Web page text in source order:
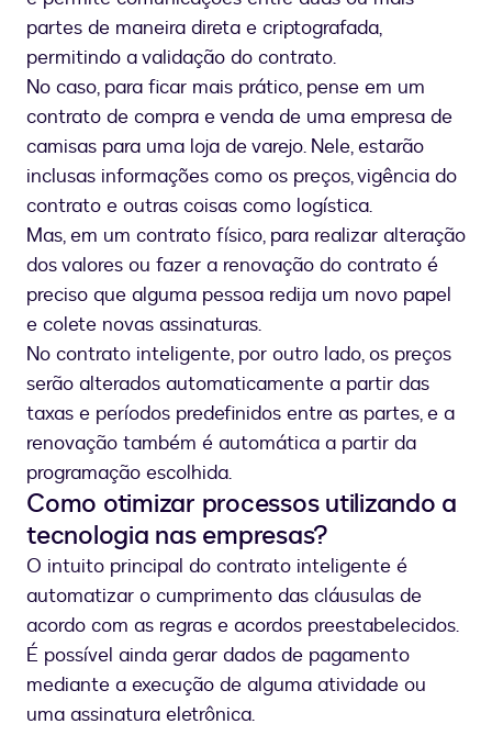
partes de maneira direta e criptografada,
permitindo a validação do contrato.
No caso, para ficar mais prático, pense em um
contrato de compra e venda de uma empresa de
camisas para uma loja de varejo. Nele, estarão
inclusas informações como os preços, vigência do
contrato e outras coisas como logística.
Mas, em um contrato físico, para realizar alteração
dos valores ou fazer a renovação do contrato é
preciso que alguma pessoa redija um novo papel
e colete novas assinaturas.
No contrato inteligente, por outro lado, os preços
serão alterados automaticamente a partir das
taxas e períodos predefinidos entre as partes, e a
renovação também é automática a partir da
programação escolhida.
Como otimizar processos utilizando a
tecnologia nas empresas?
O intuito principal do contrato inteligente é
automatizar o cumprimento das cláusulas de
acordo com as regras e acordos preestabelecidos.
É possível ainda gerar dados de pagamento
mediante a execução de alguma atividade ou
uma assinatura eletrônica.